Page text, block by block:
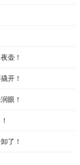
壶！
开！
眼！
了！